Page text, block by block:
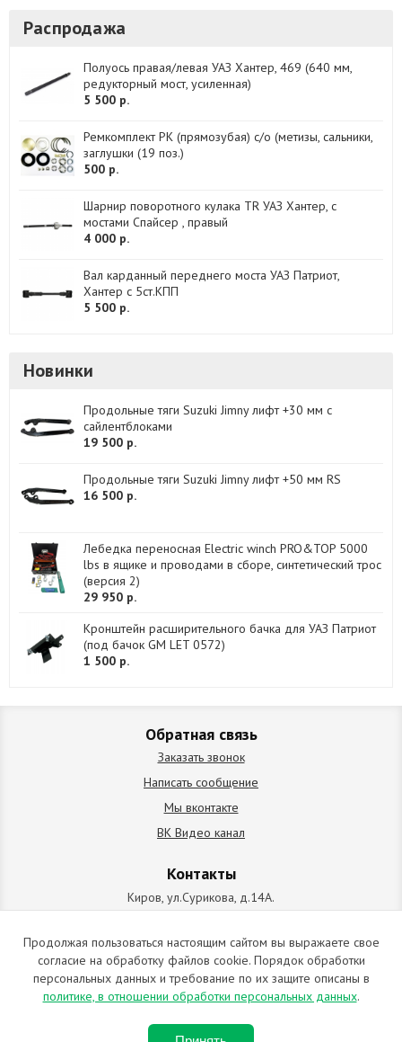
Распродажа
Полуось правая/левая УАЗ Хантер, 469 (640 мм,
редукторный мост, усиленная)
5 500 р.
Ремкомплект РК (прямозубая) с/о (метизы, сальники,
заглушки (19 поз.)
500 р.
Шарнир поворотного кулака TR УАЗ Хантер, с
мостами Спайсер , правый
4 000 р.
Вал карданный переднего моста УАЗ Патриот,
Хантер с 5ст.КПП
5 500 р.
Новинки
Продольные тяги Suzuki Jimny лифт +30 мм с
сайлентблоками
19 500 р.
Продольные тяги Suzuki Jimny лифт +50 мм RS
16 500 р.
Лебедка переносная Electric winch PRO&TOP 5000
lbs в ящике и проводами в сборе, синтетический трос
(версия 2)
29 950 р.
Кронштейн расширительного бачка для УАЗ Патриот
(под бачок GM LET 0572)
1 500 р.
Обратная связь
Заказать звонок
Написать сообщение
Мы вконтакте
ВК Видео канал
Контакты
Киров, ул.Сурикова, д.14А.
схема проезда
+7 (912) 827-92-55
ИП Позолотин Евгений Валерьевич
ИНН 434537218055 / ОГРН ИП 309434505600123 от 25.02.2009
2009-2026 © Все права защищены. Копирование материалов
Продолжая пользоваться настоящим сайтом вы выражаете свое
согласие на обработку файлов cookie. Порядок обработки
персональных данных и требование по их защите описаны в
политике, в отношении обработки персональных данных.